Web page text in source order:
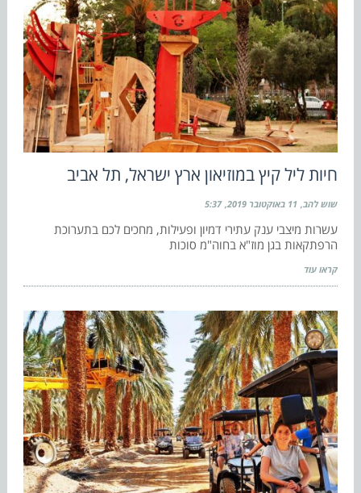
חיות ליל קיץ במוזיאון ארץ ישראל, תל אביב
שוש להב 11 באוקטובר 2019 5:37
עשרות מיצבי ענק עתירי דמיון ופעילות, מחכים לכם בתערוכת
הרפתקאות בגן מוז"א בחוה"מ סוכות
קראו עוד